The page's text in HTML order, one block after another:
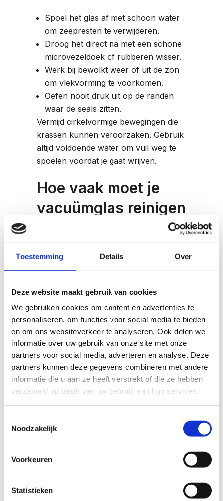
Toestemming Details Over
Deze website maakt gebruik van cookies
We gebruiken cookies om content en advertenties te
personaliseren, om functies voor social media te bieden
en om ons websiteverkeer te analyseren. Ook delen we
informatie over uw gebruik van onze site met onze
partners voor social media, adverteren en analyse. Deze
partners kunnen deze gegevens combineren met andere
informatie die u aan ze heeft verstrekt of die ze hebben
verzameld op basis van uw gebruik van hun services.
Noodzakelijk
Voorkeuren
Statistieken
Spoel het glas af met schoon water
om zeepresten te verwijderen.
Droog het direct na met een schone
microvezeldoek of rubberen wisser.
Werk bij bewolkt weer of uit de zon
om vlekvorming te voorkomen.
Oefen nooit druk uit op de randen
waar de seals zitten.
Vermijd cirkelvormige bewegingen die
krassen kunnen veroorzaken. Gebruik
altijd voldoende water om vuil weg te
spoelen voordat je gaat wrijven.
Hoe vaak moet je
vacuümglas reinigen
prestaties?
Reinig vacuümglas
bij voorkeur in het voorjaar en de
herfst. In stedelijke gebieden of nabij
drukke wegen kan maandelijkse
reiniging nodig zijn vanwege vervuiling.
Let op signalen die extra reiniging
vereisen: verminderde lichtdoorval,
zichtbare vervuiling op de coating, of
condensvorming die wijst op een
mogelijk probleem met de seals.
reiniging door zoutaanslag.
Regelmatige reiniging voorkomt dat vuil
esthetiek, maar ook de